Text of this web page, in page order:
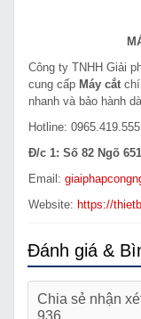
Công ty TNHH Giải
cung cấp Máy cắt
nhanh và bảo hành
Hotline:
Đ/c 1: Số 82 Ngõ
Email:
Website: https://
Đánh giá &
Chia sẻ nhận
936